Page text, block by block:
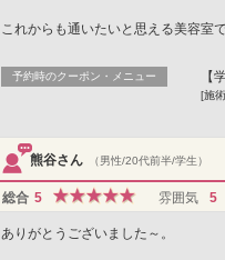
これからも通いたいと思える美容室
予約時のクーポン・メニュー 【
[施
熊谷さん （男性/20代前半/学生）
総合 5 雰囲気 5
ありがとうございました～。